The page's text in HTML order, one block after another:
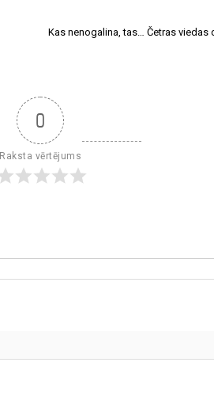
Kas nenogalina, tas… Četras
0
Raksta vērtējums